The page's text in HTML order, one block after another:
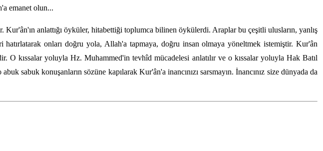
emanet olun...
anlattığı öyküler, hitabettiği toplumca bilinen öykülerdi. Araplar bu çeşitli ulusların, yanlış
onları doğru yola, Allah'a tapmaya, doğru insan olmaya yöneltmek istemiştir. Kur'ân
O kıssalar yoluyla Hz. Muhammed'in tevhîd mücadelesi anlatılır ve o kıssalar yoluyla Hak Batıl
sabuk konuşanların sözüne kapılarak Kur'ân'a inancınızı sarsmayın. İnancınız size dünyada da